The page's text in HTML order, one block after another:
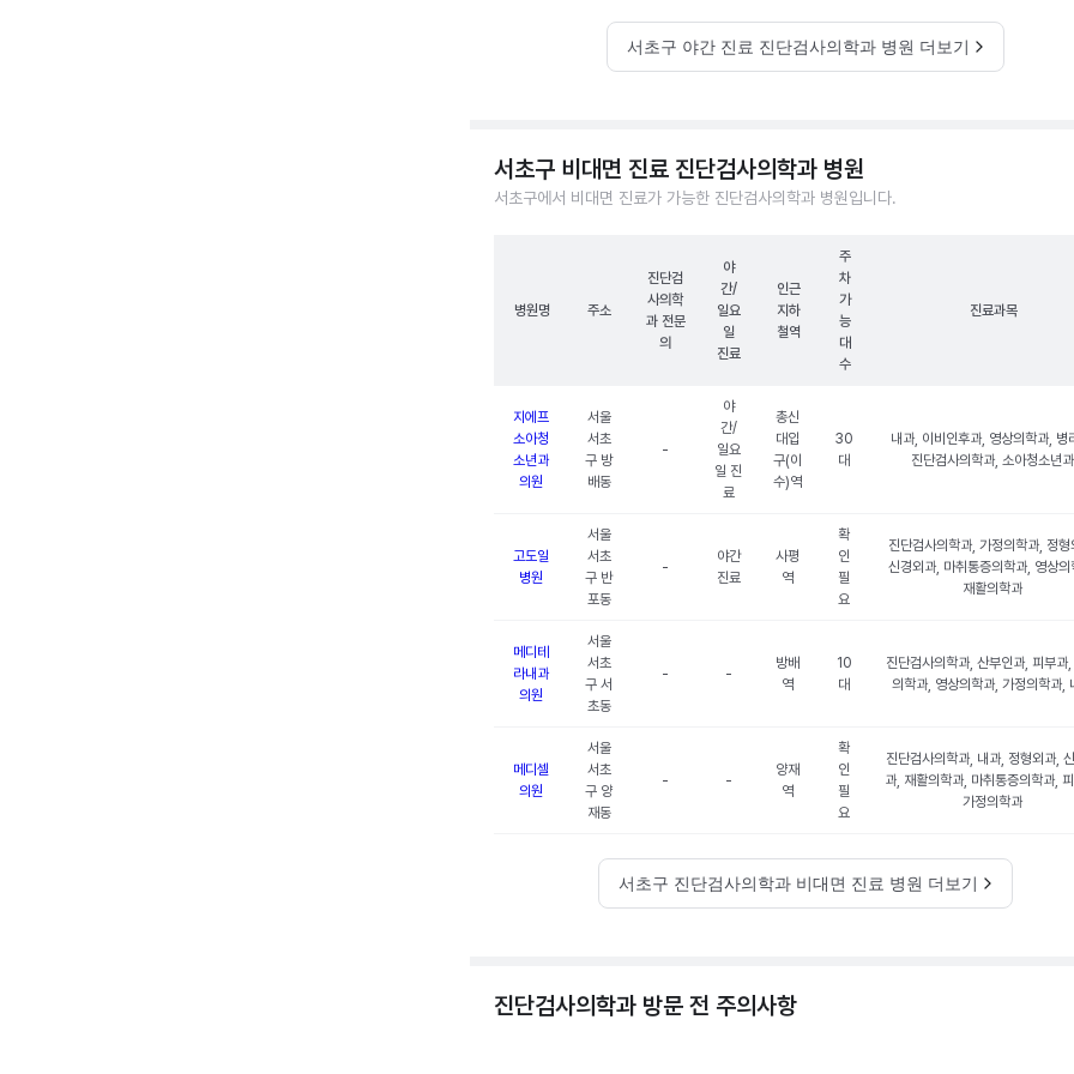
서초구 야간 진료 진단검사의학과 병원 더보기
서초구 비대면 진료 진단검사의학과 병원
서초구에서 비대면 진료가 가능한 진단검사의학과 병원입니다.
병원명 주소
진단검
사의학
과 전문
의
야
간/
일요
일
진료
인근
지하
철역
주
차
가
능
대
수
진료과목
지에프
소아청
소년과
의원
서울
서초
구 방
배동
-
야
간/
일요
일 진
료
총신
대입
구(이
수)역
30
대
내과, 이비인후과, 영상의학과, 병
진단검사의학과, 소아청소년과
고도일
병원
서울
서초
구 반
포동
-
야간
진료
사평
역
확
인
필
요
진단검사의학과, 가정의학과, 정형
신경외과, 마취통증의학과, 영상의
재활의학과
메디테
라내과
의원
서울
서초
구 서
초동
- -
방배
역
10
대
진단검사의학과, 산부인과, 피부과
의학과, 영상의학과, 가정의학과,
메디셀
의원
서울
서초
구 양
재동
- -
양재
역
확
인
필
요
진단검사의학과, 내과, 정형외과,
과, 재활의학과, 마취통증의학과,
가정의학과
서초구 진단검사의학과 비대면 진료 병원 더보기
진단검사의학과 방문 전 주의사항